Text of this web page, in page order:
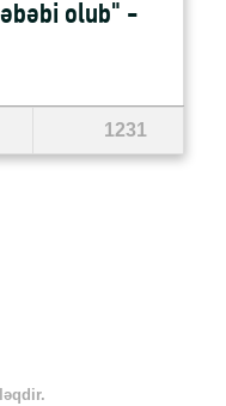
olub" -
1231